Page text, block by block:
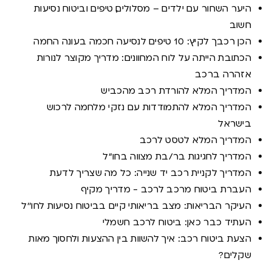
היער השחור עם ילדים – מסלולים, טיפים וביטוח נסיעות
חשוב
הכן רכבך לקיץ: 10 טיפים לנסיעה חכמה בעונה החמה
הכתובת הייתה על לוח המחוונים: מדריך מקוצר לנורות
אזהרה ברכב
המדריך המלא להורדת רכב מהכביש
המדריך המלא להתמודדות עם נזקי מלחמה לרכוש
בישראל
המדריך המלא לטסט לרכב
המדריך לחגיגות בר/בת מצווה בחו״ל
המדריך לקניית רכב יד שנייה: כל מה שצריך לדעת
העברת ביטוח מרכב לרכב - מדריך מקיף
העיקר הבריאות: מצב בריאותי קיים בביטוח נסיעות לחו''ל
העתיד כבר כאן: ביטוח לרכב חשמלי
הצעת ביטוח רכב: איך להשוות בין ההצעות ולחסוך מאות
שקלים?